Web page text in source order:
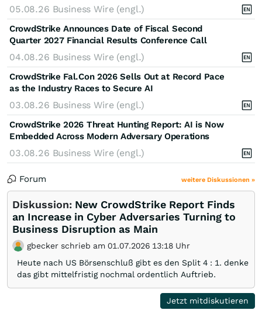
05.08.26 Business Wire (engl.)
CrowdStrike Announces Date of Fiscal Second
Quarter 2027 Financial Results Conference Call
04.08.26 Business Wire (engl.)
CrowdStrike Fal.Con 2026 Sells Out at Record Pace
as the Industry Races to Secure AI
03.08.26 Business Wire (engl.)
CrowdStrike 2026 Threat Hunting Report: AI is Now
Embedded Across Modern Adversary Operations
03.08.26 Business Wire (engl.)
Forum weitere Diskussionen »
Diskussion: New CrowdStrike Report Finds
an Increase in Cyber Adversaries Turning to
Business Disruption as Main
gbecker schrieb am 01.07.2026 13:18 Uhr
Heute nach US Börsenschluß gibt es den Split 4 : 1. denke
das gibt mittelfristig nochmal ordentlich Auftrieb.
Jetzt mitdiskutieren